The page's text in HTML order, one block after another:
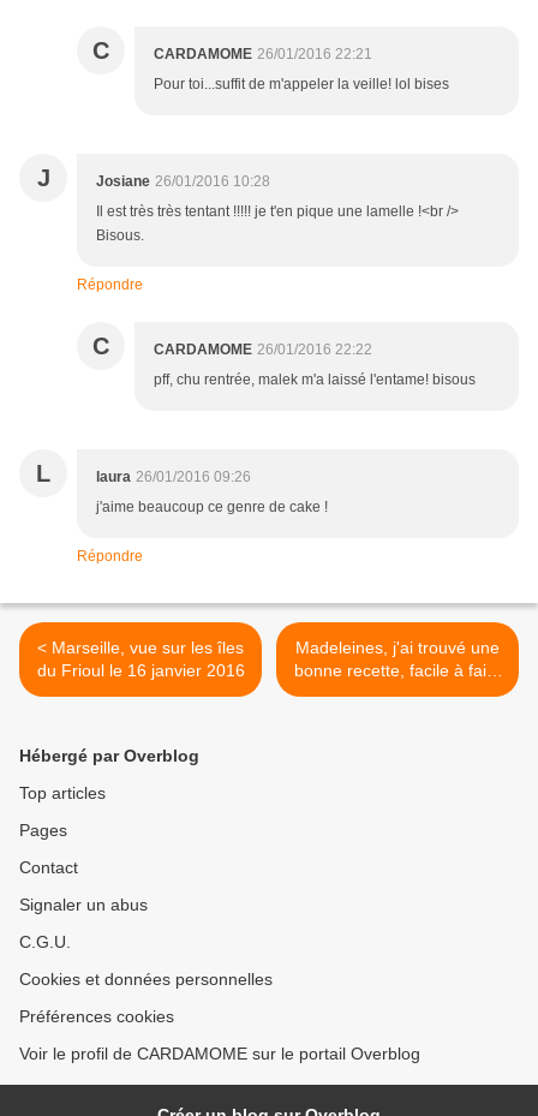
C CARDAMOME 26/01/2016 22:21
Pour toi...suffit de m'appeler la veille! lol bises
J Josiane 26/01/2016 10:28
Il est très très tentant !!!!! je t'en pique une lamelle !<br />
Bisous.
Répondre
C CARDAMOME 26/01/2016 22:22
pff, chu rentrée, malek m'a laissé l'entame! bisous
L laura 26/01/2016 09:26
j'aime beaucoup ce genre de cake !
Répondre
< Marseille, vue sur les îles
du Frioul le 16 janvier 2016
Madeleines, j'ai trouvé une
bonne recette, facile à faire
>
Hébergé par Overblog
Top articles
Pages
Contact
Signaler un abus
C.G.U.
Cookies et données personnelles
Préférences cookies
Voir le profil de CARDAMOME sur le portail Overblog